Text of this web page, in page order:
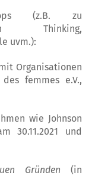
(z.B. zu
Thinking,
uvm.):
Organisationen
femmes e.V.,
wie Johnson
30.11.2021 und
Gründen (in